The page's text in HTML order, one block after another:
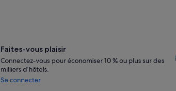
Faites-vous plaisir
Connectez-vous pour économiser 10 % ou plus sur des
milliers d’hôtels.
Se connecter